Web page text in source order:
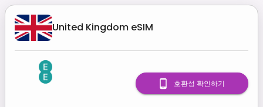
United Kingdom eSIM
호환성 확인하기